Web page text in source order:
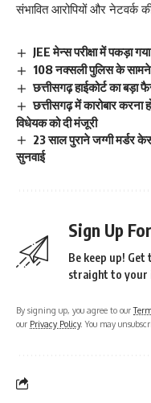
संभावित आरोपियों और नेटवर्क
JEE मेन्स परीक्षा में पकड़ा
108 नक्सली पुलिस के सामने
छत्तीसगढ़ हाईकोर्ट का
छत्तीसगढ़ में कारोबार
विधेयक को दी मंजूरी
23 साल पुराने जग्गी मर्डर
सुनवाई
Sign Up
Be keep up!
straight to your
By signing up, you agree to our
our Privacy Policy. You may